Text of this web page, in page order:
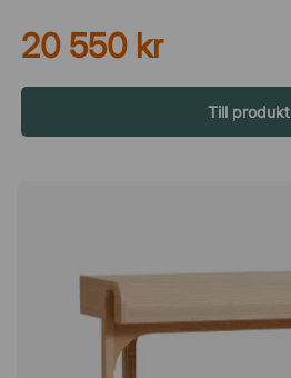
ser till att det du ställer på
tv-bänk som håller ytan luftig och
stilren tv-bänk som även fungerar
vägghängda designen frigör
och modernt uttryck – perfekt när
del av ena luckan består av lameller
innehåll. Skåpet monteras direkt på
intryck. Tre fasta skiljeväggar.
Väggmonterad.
20 550 kr
Till produkt